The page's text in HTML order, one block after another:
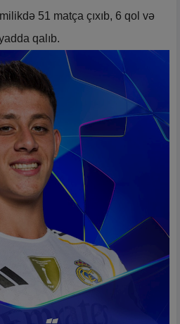
51 matça çıxıb, 6 qol və
qalıb.